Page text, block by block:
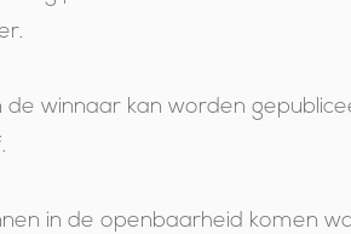
de winnaar kan worden
in de openbaarheid komen